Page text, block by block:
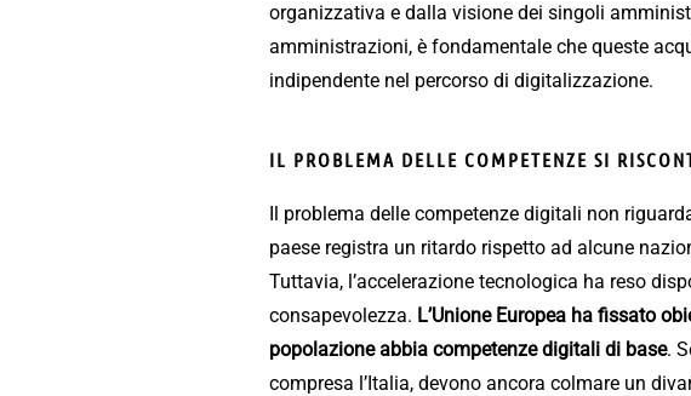
organizzativa e dalla visione dei singoli
amministrazioni, è fondamentale che queste
indipendente nel percorso di digitalizzazione.
IL PROBLEMA DELLE COMPETENZE SI
Il problema delle competenze digitali non
paese registra un ritardo rispetto ad alcune
Tuttavia, l’accelerazione tecnologica ha reso
consapevolezza. L’Unione Europea ha fissato
popolazione abbia competenze digitali di base.
compresa l’Italia, devono ancora colmare un